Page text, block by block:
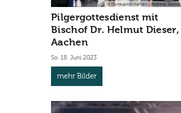
© Domkapitel Aachen - Andreas Steindl
Pilgergottesdienst mit
Bischof Dr. Helmut Dieser,
Aachen
So. 18. Juni 2023
mehr Bilder